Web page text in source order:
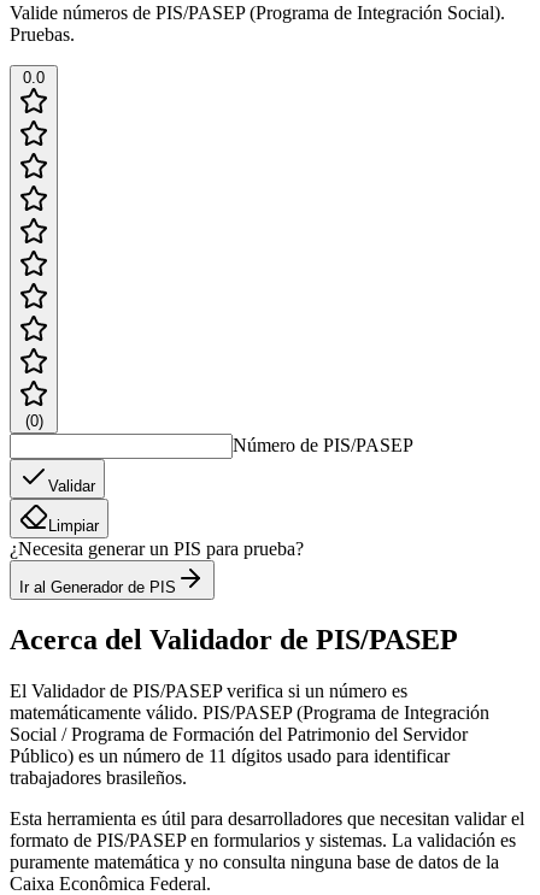
Valide números de PIS/PASEP (Programa de Integración Social).
Pruebas.
0.0
(0)
Número de PIS/PASEP
Validar
Limpiar
¿Necesita generar un PIS para prueba?
Ir al Generador de PIS
Acerca del Validador de PIS/PASEP
El Validador de PIS/PASEP verifica si un número es
matemáticamente válido. PIS/PASEP (Programa de Integración
Social / Programa de Formación del Patrimonio del Servidor
Público) es un número de 11 dígitos usado para identificar
trabajadores brasileños.
Esta herramienta es útil para desarrolladores que necesitan validar el
formato de PIS/PASEP en formularios y sistemas. La validación es
puramente matemática y no consulta ninguna base de datos de la
Caixa Econômica Federal.